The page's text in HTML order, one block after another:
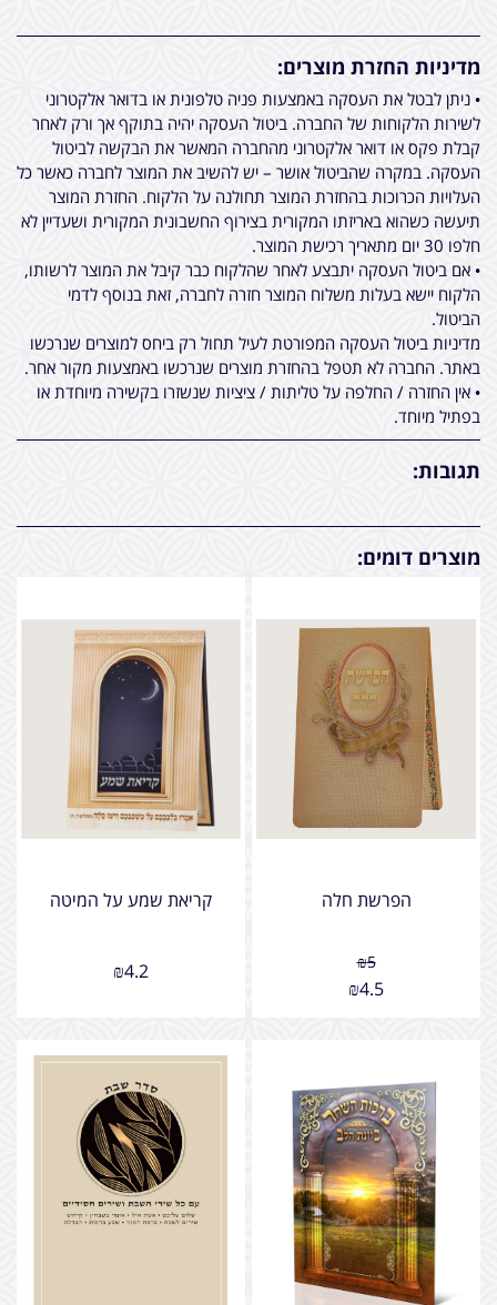
מדיניות החזרת מוצרים:
• ניתן לבטל את העסקה באמצעות פניה טלפונית או בדואר אלקטרוני
לשירות הלקוחות של החברה. ביטול העסקה יהיה בתוקף אך ורק לאחר
קבלת פקס או דואר אלקטרוני מהחברה המאשר את הבקשה לביטול
העסקה. במקרה שהביטול אושר – יש להשיב את המוצר לחברה כאשר כל
העלויות הכרוכות בהחזרת המוצר תחולנה על הלקוח. החזרת המוצר
תיעשה כשהוא באריזתו המקורית בצירוף החשבונית המקורית ושעדיין לא
חלפו 30 יום מתאריך רכישת המוצר.
• אם ביטול העסקה יתבצע לאחר שהלקוח כבר קיבל את המוצר לרשותו,
הלקוח יישא בעלות משלוח המוצר חזרה לחברה, זאת בנוסף לדמי
הביטול.
מדיניות ביטול העסקה המפורטת לעיל תחול רק ביחס למוצרים שנרכשו
באתר. החברה לא תטפל בהחזרת מוצרים שנרכשו באמצעות מקור אחר.
• אין החזרה / החלפה על טליתות / ציציות שנשזרו בקשירה מיוחדת או
בפתיל מיוחד.
תגובות:
מוצרים דומים:
הפרשת חלה
₪5
₪4.5
קריאת שמע על המיטה
₪4.2